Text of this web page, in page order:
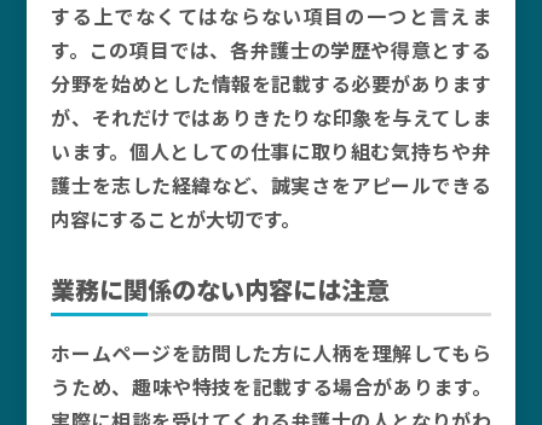
する上でなくてはならない項目の一つと言えま
す。この項目では、各弁護士の学歴や得意とする
分野を始めとした情報を記載する必要があります
が、それだけではありきたりな印象を与えてしま
います。個人としての仕事に取り組む気持ちや弁
護士を志した経緯など、誠実さをアピールできる
内容にすることが大切です。
業務に関係のない内容には注意
ホームページを訪問した方に人柄を理解してもら
うため、趣味や特技を記載する場合があります。